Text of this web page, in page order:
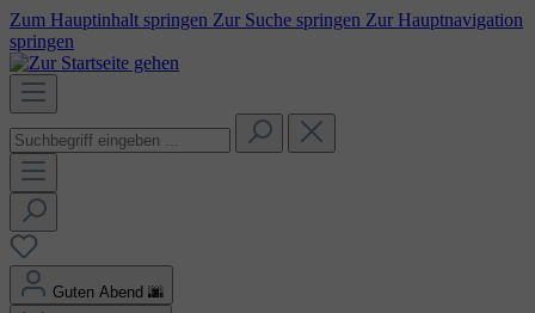
Zum Hauptinhalt springen Zur Suche springen Zur Hauptnavigation
springen
Guten Abend 🌆